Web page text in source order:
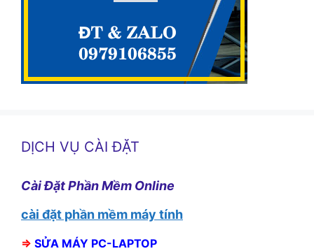
DỊCH VỤ CÀI ĐẶT
Cài Đặt Phần Mềm Online
cài đặt phần mềm máy tính
⇒ SỬA MÁY PC-LAPTOP